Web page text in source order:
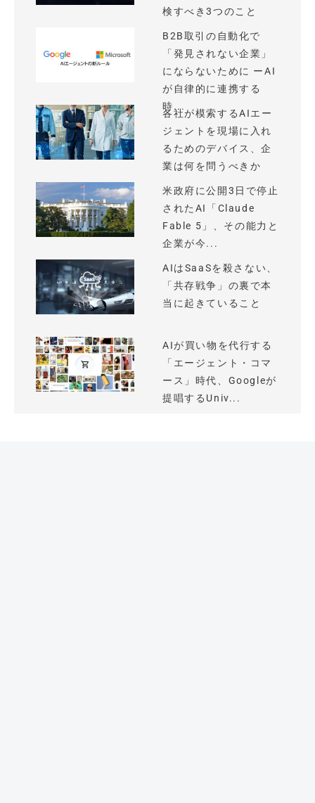
検すべき3つのこと
B2B取引の自動化で
「発見されない企業」
にならないために ーAI
が自律的に連携する
時...
各社が模索するAIエー
ジェントを現場に入れ
るためのデバイス、企
業は何を問うべきか
米政府に公開3日で停止
されたAI「Claude
Fable 5」、その能力と
企業が今...
AIはSaaSを殺さない、
「共存戦争」の裏で本
当に起きていること
AIが買い物を代行する
「エージェント・コマ
ース」時代、Googleが
提唱するUniv...